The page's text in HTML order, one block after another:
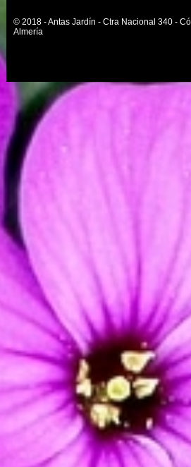
© 2018 - Antas Jardín - Ctra Nacional 340 -
Almería